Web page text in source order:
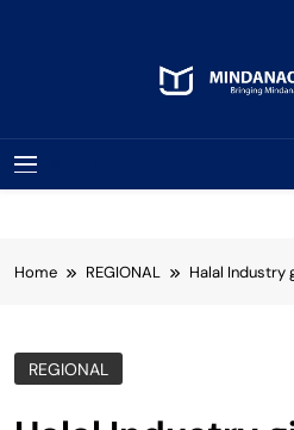
Mindanao
Home REGIONAL Halal Industry
REGIONAL